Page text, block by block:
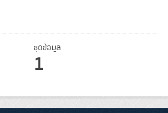
ชุดข้อมูล
1